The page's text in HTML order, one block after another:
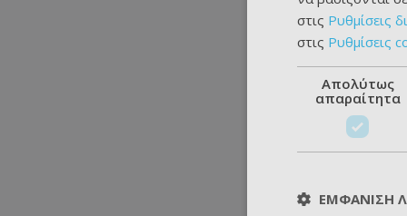
στις Ρυθμίσεις
στις Ρυθμίσεις
Απολύτως
απαραίτητα
ΕΜΦΆΝΙΣΗ